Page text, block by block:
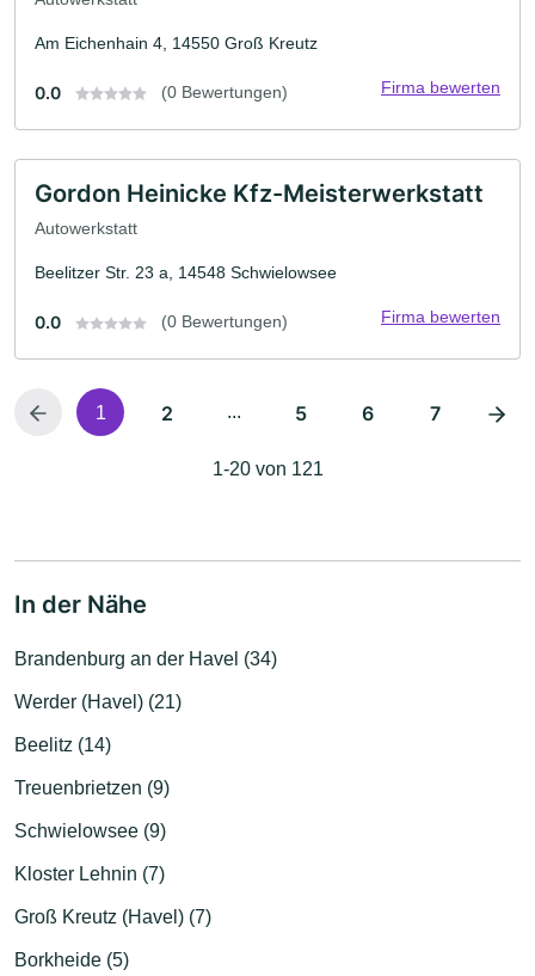
Am Eichenhain 4, 14550 Groß Kreutz
0.0 (0 Bewertungen) Firma bewerten
Gordon Heinicke Kfz-Meisterwerkstatt
Autowerkstatt
Beelitzer Str. 23 a, 14548 Schwielowsee
0.0 (0 Bewertungen) Firma bewerten
1 2 ... 5 6 7
1-20 von 121
In der Nähe
Brandenburg an der Havel (34)
Werder (Havel) (21)
Beelitz (14)
Treuenbrietzen (9)
Schwielowsee (9)
Kloster Lehnin (7)
Groß Kreutz (Havel) (7)
Borkheide (5)